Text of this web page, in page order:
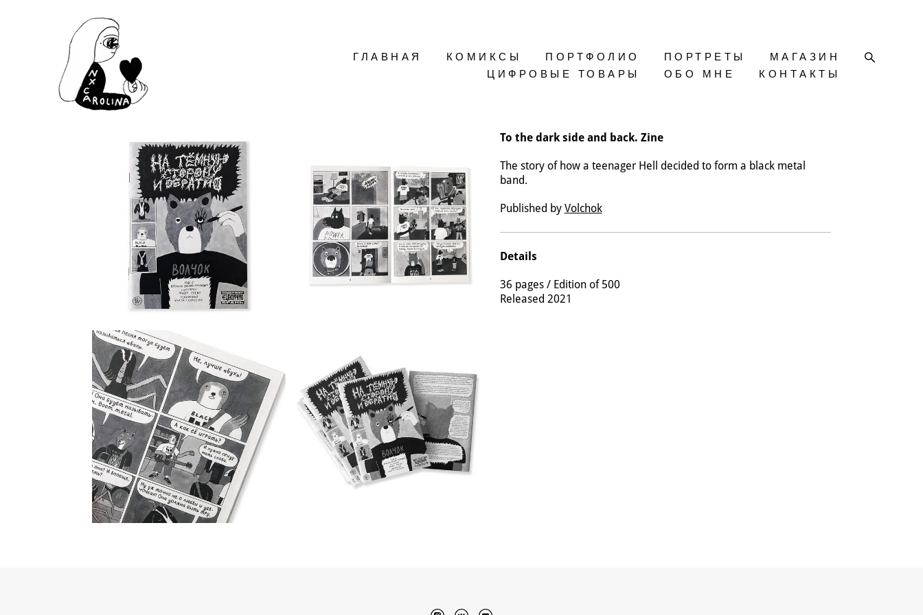
ГЛАВНАЯ КОМИКСЫ ПОРТФОЛИО ПОРТРЕТЫ
МАГАЗИН
ЦИФРОВЫЕ ТОВАРЫ
ОБО МНЕ КОНТАКТЫ
To the dark side and back. Zine
The story of how a teenager Hell decided to form a black metal
band.
Published byVolchok
Details
36 pages / Edition of 500
Released 2021